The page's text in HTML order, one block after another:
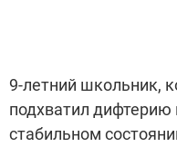
9-летний школьник,
подхватил дифтерию
стабильном